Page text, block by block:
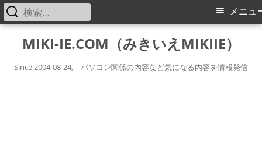
MIKI-IE.COM（みきいえMIKIIE）
Since 2004-08-24, パソコン関係の内容など気になる内容を情報発信
メ
メニュ
検
索: